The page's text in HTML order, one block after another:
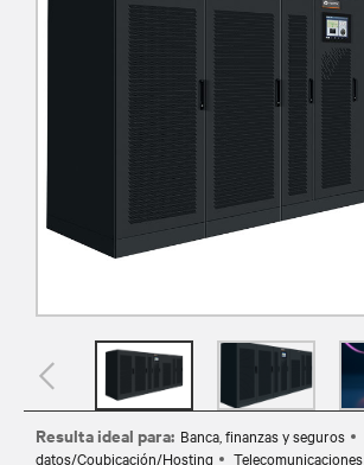
Resulta ideal para: Banca, finanzas y seguros
datos/Coubicación/Hosting
Telecomunicaciones